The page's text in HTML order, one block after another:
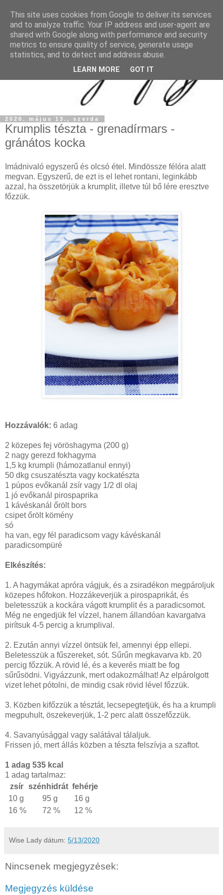
2020. május 13., szerda
Krumplis tészta - grenadírmars -
gránátos kocka
Imádnivaló egyszerű és olcsó étel. Mindössze félóra alatt
megvan. Egyszerű, de ezt is el lehet rontani, leginkább
azzal, ha összetörjük a krumplit, illetve túl bő lére eresztve
főzzük.
Hozzávalók: 6 adag
2 közepes fej vöröshagyma (200 g)
2 nagy gerezd fokhagyma
1,5 kg krumpli (hámozatlanul ennyi)
50 dkg csuszatészta vagy kockatészta
1 púpos evőkanál zsír vagy 1/2 dl olaj
1 jó evőkanál pirospaprika
1 kávéskanál őrölt bors
csipet őrölt kömény
só
ha van, egy fél paradicsom vagy kávéskanál
paradicsompüré
Elkészítés:
1. A hagymákat apróra vágjuk, és a zsiradékon megpároljuk
közepes hőfokon. Hozzákeverjük a pirospaprikát, és
beletesszük a kockára vágott krumplit és a paradicsomot.
Még ne engedjük fel vízzel, hanem állandóan kavargatva
pirítsuk 4-5 percig a krumplival.
2. Ezután annyi vízzel öntsük fel, amennyi épp ellepi.
Beletesszük a fűszereket, sót. Sűrűn megkavarva kb. 20
percig főzzük. A rövid lé, és a keverés miatt be fog
sűrűsödni. Vigyázzunk, mert odakozmálhat! Az elpárolgott
vizet lehet pótolni, de mindig csak rövid lével főzzük.
3. Közben kifőzzük a tésztát, lecsepegtetjük, és ha a krumpli
megpuhult, öszekeverjük, 1-2 perc alatt összefőzzük.
4. Savanyúsággal vagy salátával tálaljuk.
Frissen jó, mert állás közben a tészta felszívja a szaftot.
1 adag 535 kcal
1 adag tartalmaz:
zsír
szénhidrát fehérje
10 g
95 g
16 g
16 %
72 % 12 %
Wise Lady dátum: 5/13/2020
Nincsenek megjegyzések:
Megjegyzés küldése
This site uses cookies from Google to deliver its services
and to analyze traffic. Your IP address and user-agent are
shared with Google along with performance and security
metrics to ensure quality of service, generate usage
statistics, and to detect and address abuse.
LEARN MORE GOT IT